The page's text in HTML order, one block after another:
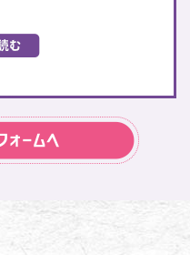
夏」ソングTOP10
を教えてください！
定な「真夏エピソード」も添